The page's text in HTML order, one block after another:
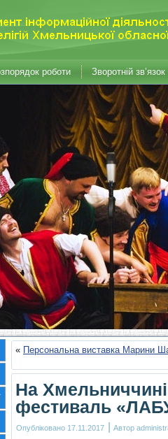
роботи Зворотній зв’язок
« Персональна виставка Марини
На
фестиваль
Опубліковано 17.11.2017 | Автор